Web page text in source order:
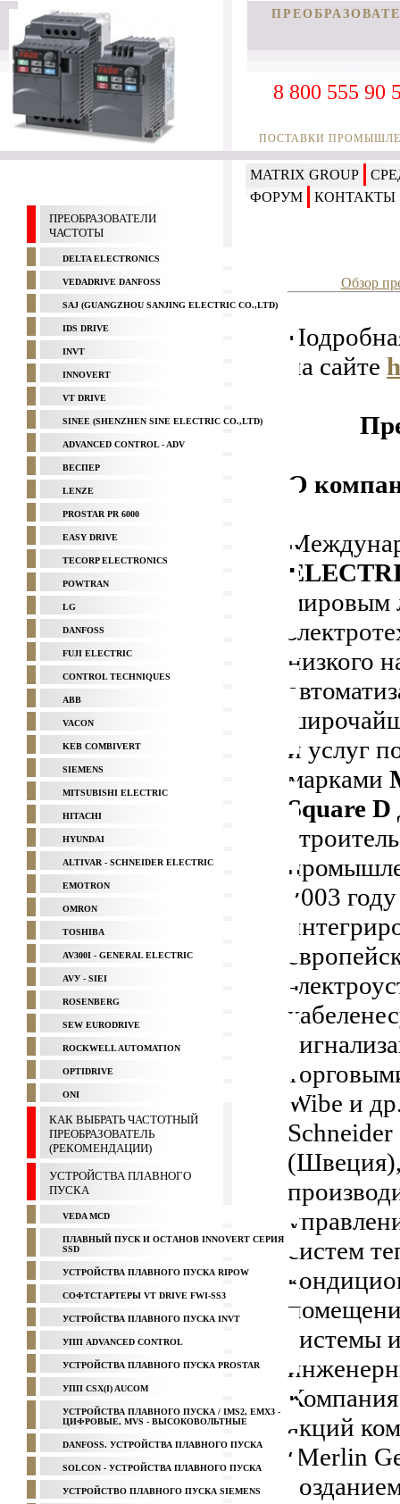
ПОСТАВКИ
8 800 555 90
MATRIX GROUP
ФОРУМ
КОНТАКТЫ
ПРЕОБРАЗОВАТЕЛИ
ЧАСТОТЫ
DELTA ELECTRONICS
VEDADRIVE DANFOSS
SAJ (GUANGZHOU SANJING ELECTRIC CO.,LTD)
IDS DRIVE
INVT
INNOVERT
VT DRIVE
SINEE (SHENZHEN SINE ELECTRIC CO.,LTD)
ADVANCED CONTROL - ADV
ВЕСПЕР
LENZE
PROSTAR PR 6000
EASY DRIVE
TECORP ELECTRONICS
POWTRAN
LG
DANFOSS
FUJI ELECTRIC
CONTROL TECHNIQUES
ABB
VACON
KEB COMBIVERT
SIEMENS
MITSUBISHI ELECTRIC
HITACHI
HYUNDAI
ALTIVAR - SCHNEIDER ELECTRIC
EMOTRON
OMRON
TOSHIBA
AV300I - GENERAL ELECTRIC
AVУ - SIEI
ROSENBERG
SEW EURODRIVE
ROCKWELL AUTOMATION
OPTIDRIVE
ONI
КАК ВЫБРАТЬ ЧАСТОТНЫЙ
ПРЕОБРАЗОВАТЕЛЬ
(РЕКОМЕНДАЦИИ)
УСТРОЙСТВА ПЛАВНОГО
ПУСКА
VEDA MCD
ПЛАВНЫЙ ПУСК И ОСТАНОВ INNOVERT СЕРИЯ
SSD
УСТРОЙСТВА ПЛАВНОГО ПУСКА RIPOW
СОФТСТАРТЕРЫ VT DRIVE FWI-SS3
УСТРОЙСТВА ПЛАВНОГО ПУСКА INVT
УПП ADVANCED CONTROL
УСТРОЙСТВА ПЛАВНОГО ПУСКА PROSTAR
УПП CSX(I) AUCOM
УСТРОЙСТВА ПЛАВНОГО ПУСКА / IMS2, EMX3 -
ЦИФРОВЫЕ, MVS - ВЫСОКОВОЛЬТНЫЕ
DANFOSS. УСТРОЙСТВА ПЛАВНОГО ПУСКА
SOLCON - УСТРОЙСТВА ПЛАВНОГО ПУСКА
УСТРОЙСТВО ПЛАВНОГО ПУСКА SIEMENS
Обзор
на сайте
О
мировым
низкого
и услуг
марками
Square D
2003
Wibe и
(Швеция),
систем
системы
акций
(Merlin